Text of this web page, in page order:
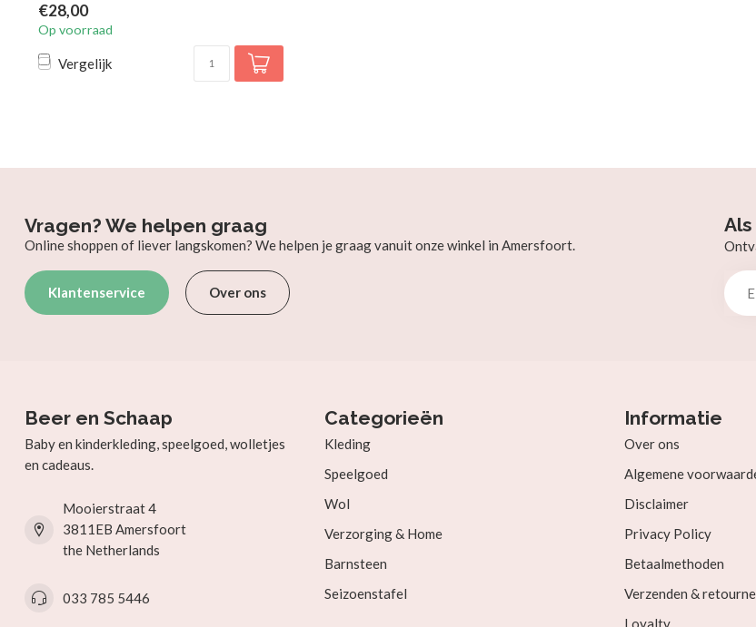
€28,00
Op voorraad
Vergelijk
Vragen? We helpen graag
Online shoppen of liever langskomen? We helpen je graag vanuit onze winkel in Amersfoort.
Klantenservice Over ons
Beer en Schaap
Baby en kinderkleding, speelgoed, wolletjes
en cadeaus.
Mooierstraat 4
3811EB Amersfoort
the Netherlands
033 785 5446
Categorieën
Kleding
Speelgoed
Wol
Verzorging & Home
Barnsteen
Seizoenstafel
Informatie
Over ons
Algemene
Disclaimer
Privacy Policy
Betaalmethoden
Verzenden &
Loyalty